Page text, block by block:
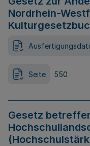
Nordrhein-
Seite 550
Gesetz